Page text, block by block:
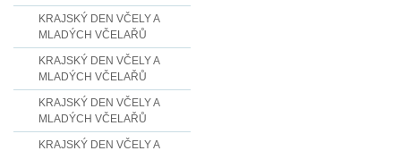
KRAJSKÝ DEN VČELY A
MLADÝCH VČELAŘŮ
KRAJSKÝ DEN VČELY A
MLADÝCH VČELAŘŮ
KRAJSKÝ DEN VČELY A
MLADÝCH VČELAŘŮ
KRAJSKÝ DEN VČELY A